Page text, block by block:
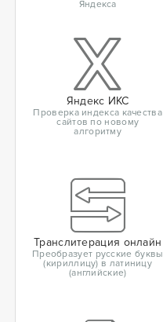
Яндекса
Яндекс ИКС
Проверка индекса качества
сайтов по новому
алгоритму
Транслитерация онлайн
Преобразует русские буквы
(кириллицу) в латиницу
(английские)